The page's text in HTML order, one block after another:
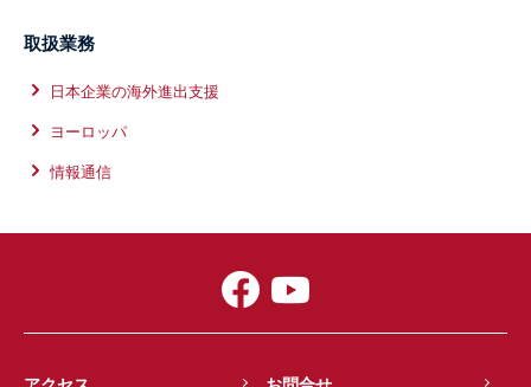
取扱業務
日本企業の海外進出支援
ヨーロッパ
情報通信